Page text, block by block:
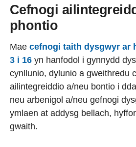
Cefnogi
phontio
Mae cefnogi taith dysgwyr ar
3 i 16 yn hanfodol i gynnydd
cynllunio, dylunio a gweithredu
ailintegreiddio a/neu bontio i
neu arbenigol a/neu gefnogi
ymlaen at addysg bellach,
gwaith.